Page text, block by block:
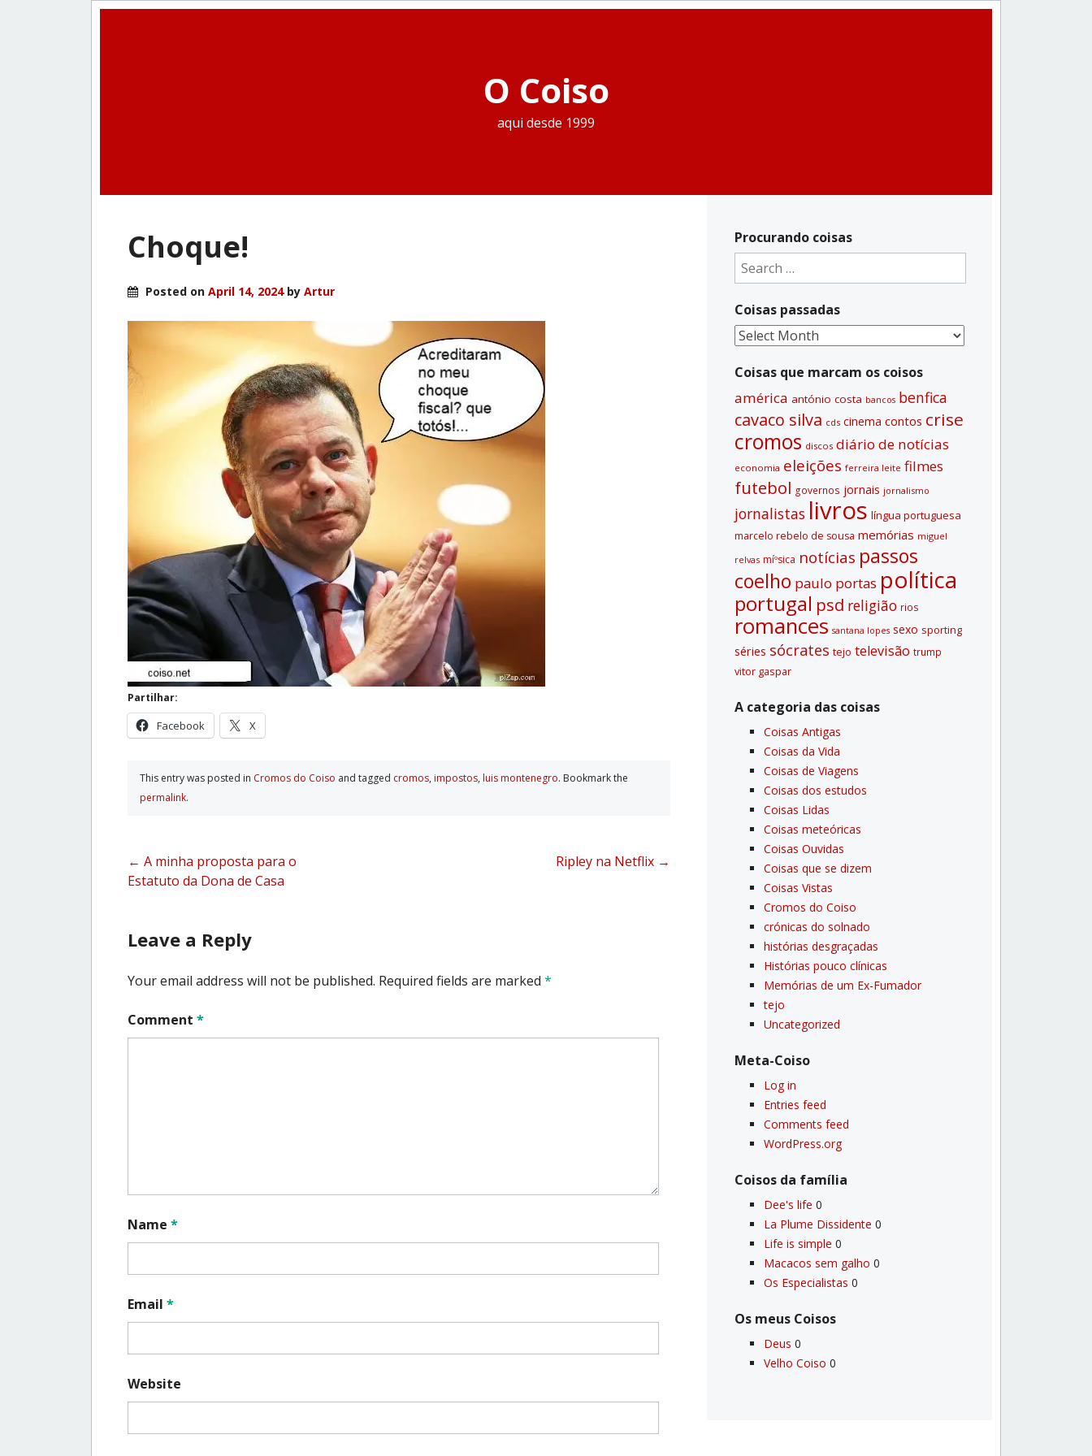
O Coiso
aqui desde 1999
Choque!
Posted on April 14, 2024by Artur
Partilhar:
Facebook X
This entry was posted in Cromos do Coiso and tagged cromos, impostos, luis montenegro. Bookmark the
permalink.
Post
navigation
← A minha proposta para o
Estatuto da Dona de Casa
Ripley na Netflix →
Leave a Reply
Your email address will not be published. Required fields are marked *
Comment *
Name *
Email *
Website
Procurando coisas
Search
for:
Coisas passadas
Coisas
Coisas que marcam os coisos
américa antónio costa bancos benfica
cavaco silva cds cinema contos crise
cromos discos diário de notí­cias
economia eleições ferreira leite filmes
futebol governos jornais jornalismo
jornalistas livros lí­ngua portuguesa
marcelo rebelo de sousa memórias miguel
relvas míºsica notí­cias passos
coelho paulo portas polí­tica
portugal psd religião rios
romances santana lopes sexo sporting
séries sócrates tejo televisão trump
vitor gaspar
A categoria das coisas
Coisas Antigas
Coisas da Vida
Coisas de Viagens
Coisas dos estudos
Coisas Lidas
Coisas meteóricas
Coisas Ouvidas
Coisas que se dizem
Coisas Vistas
Cromos do Coiso
crónicas do solnado
histórias desgraçadas
Histórias pouco clí­nicas
Memórias de um Ex-Fumador
tejo
Uncategorized
Meta-Coiso
Log in
Entries feed
Comments feed
WordPress.org
Coisos da famí­lia
Dee's life 0
La Plume Dissidente 0
Life is simple 0
Macacos sem galho 0
Os Especialistas 0
Os meus Coisos
Deus 0
Velho Coiso 0